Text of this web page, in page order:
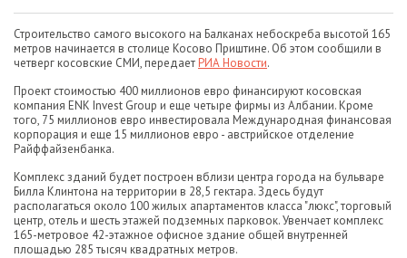
Строительство самого высокого на Балканах небоскреба высотой 165
метров начинается в столице Косово Приштине. Об этом сообщили в
четверг косовские СМИ, передаетРИА Новости.
Проект стоимостью 400 миллионов евро финансируют косовская
компания ENK Invest Group и еще четыре фирмы из Албании. Кроме
того, 75 миллионов евро инвестировала Международная финансовая
корпорация и еще 15 миллионов евро - австрийское отделение
Райффайзенбанка.
Комплекс зданий будет построен вблизи центра города на бульваре
Билла Клинтона на территории в 28,5 гектара. Здесь будут
располагаться около 100 жилых апартаментов класса "люкс", торговый
центр, отель и шесть этажей подземных парковок. Увенчает комплекс
165-метровое 42-этажное офисное здание общей внутренней
площадью 285 тысяч квадратных метров.